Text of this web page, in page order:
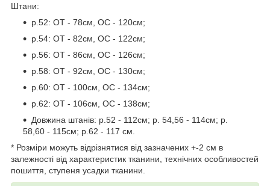
Штани:
р.52: ОТ - 78см, ОС - 120см;
р.54: ОТ - 82см, ОС - 122см;
р.56: ОТ - 86см, ОС - 126см;
р.58: ОТ - 92см, ОС - 130см;
р.60: ОТ - 100см, ОС - 134см;
р.62: ОТ - 106см, ОС - 138см;
Довжина штанів: р.52 - 112см; р. 54,56 - 114см; р.
58,60 - 115см; р.62 - 117 см.
* Розміри можуть відрізнятися від зазначених +-2 см в
залежності від характеристик тканини, технічних особливостей
пошиття, ступеня усадки тканини.